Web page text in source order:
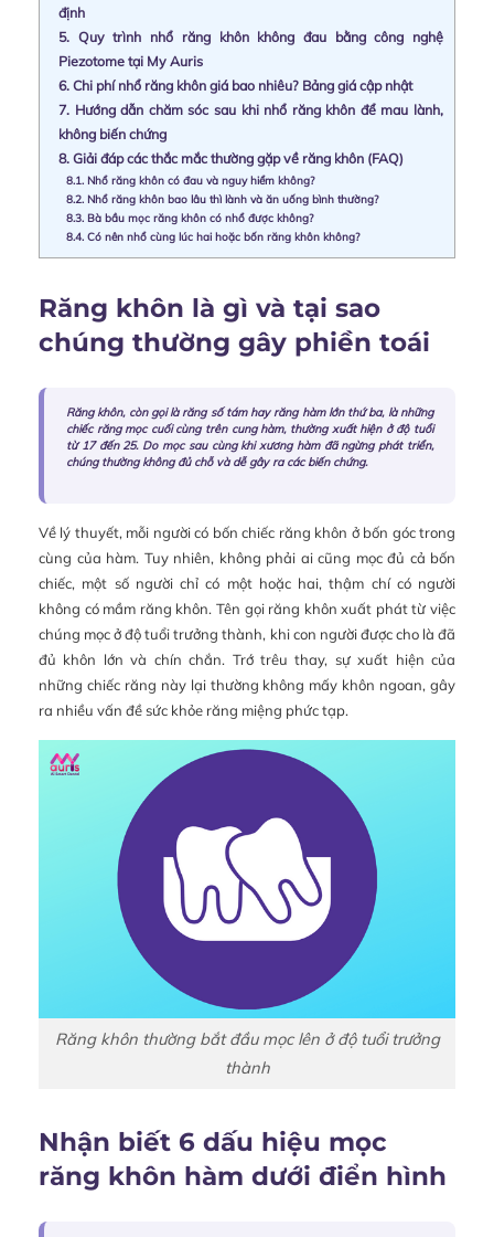
định
5. Quy trình nhổ răng khôn không đau bằng công nghệ
Piezotome tại My Auris
6. Chi phí nhổ răng khôn giá bao nhiêu? Bảng giá cập nhật
7. Hướng dẫn chăm sóc sau khi nhổ răng khôn để mau lành,
không biến chứng
8. Giải đáp các thắc mắc thường gặp về răng khôn (FAQ)
8.1. Nhổ răng khôn có đau và nguy hiểm không?
8.2. Nhổ răng khôn bao lâu thì lành và ăn uống bình thường?
8.3. Bà bầu mọc răng khôn có nhổ được không?
8.4. Có nên nhổ cùng lúc hai hoặc bốn răng khôn không?
Răng khôn là gì và tại sao
chúng thường gây phiền toái
Răng khôn, còn gọi là răng số tám hay răng hàm lớn thứ ba, là những
chiếc răng mọc cuối cùng trên cung hàm, thường xuất hiện ở độ tuổi
từ 17 đến 25. Do mọc sau cùng khi xương hàm đã ngừng phát triển,
chúng thường không đủ chỗ và dễ gây ra các biến chứng.
Về lý thuyết, mỗi người có bốn chiếc răng khôn ở bốn góc trong
cùng của hàm. Tuy nhiên, không phải ai cũng mọc đủ cả bốn
chiếc, một số người chỉ có một hoặc hai, thậm chí có người
không có mầm răng khôn. Tên gọi răng khôn xuất phát từ việc
chúng mọc ở độ tuổi trưởng thành, khi con người được cho là đã
đủ khôn lớn và chín chắn. Trớ trêu thay, sự xuất hiện của
những chiếc răng này lại thường không mấy khôn ngoan, gây
ra nhiều vấn đề sức khỏe răng miệng phức tạp.
Răng khôn thường bắt đầu mọc lên ở độ tuổi trưởng
thành
Nhận biết 6 dấu hiệu mọc
răng khôn hàm dưới điển hình